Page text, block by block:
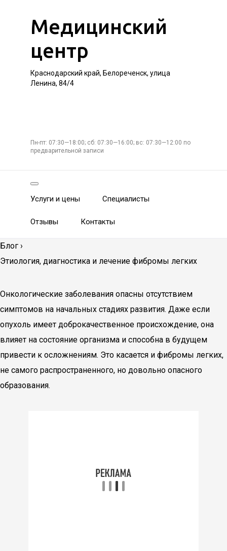
Медицинский
центр
Краснодарский край, Белореченск, улица
Ленина, 84/4
Пн-пт: 07:30—18:00; сб: 07:30—16:00; вс: 07:30—12:00 по
предварительной записи
Услуги и цены Специалисты
Отзывы Контакты
Блог ›
Этиология, диагностика и лечение фибромы легких
Онкологические заболевания опасны отсутствием
симптомов на начальных стадиях развития. Даже если
опухоль имеет доброкачественное происхождение, она
влияет на состояние организма и способна в будущем
привести к осложнениям. Это касается и фибромы легких,
не самого распространенного, но довольно опасного
образования.